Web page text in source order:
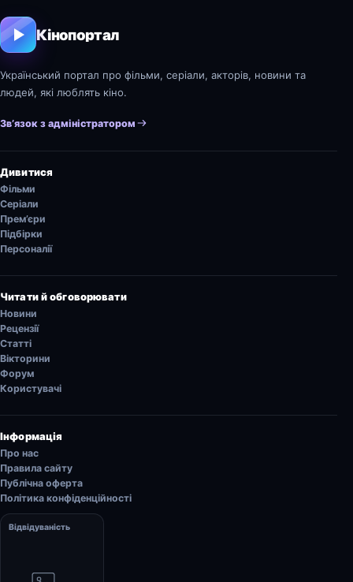
Кінопортал
Український портал про фільми, серіали, акторів, новини та
людей, які люблять кіно.
Зв’язок з адміністратором
Дивитися
Фільми
Серіали
Прем’єри
Підбірки
Персоналії
Читати й обговорювати
Новини
Рецензії
Статті
Вікторини
Форум
Користувачі
Інформація
Про нас
Правила сайту
Публічна оферта
Політика конфіденційності
Відвідуваність